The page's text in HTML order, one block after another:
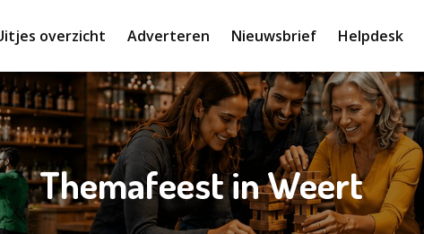
overzicht Adverteren Nieuwsbrief Helpdesk
Themafeest in Weert